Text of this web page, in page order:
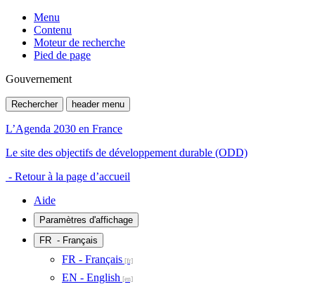
Menu
Contenu
Moteur de recherche
Pied de page
Gouvernement
Rechercher header menu
L’Agenda 2030 en France
Le site des objectifs de développement durable (ODD)
- Retour à la page d’accueil
Aide
Paramètres d'affichage
FR - Français
FR - Français
EN - English